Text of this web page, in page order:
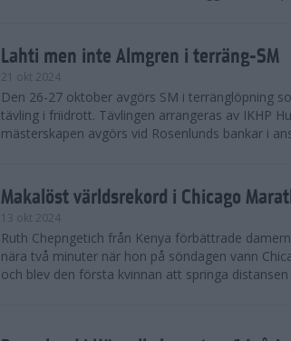
Lahti men inte Almgren i terräng-SM
21 okt 2024
Den 26-27 oktober avgörs SM i terränglöpning
tävling i friidrott. Tävlingen arrangeras av IKHP
mästerskapen avgörs vid Rosenlunds bankar i
Makalöst världsrekord i Chicago
13 okt 2024
Ruth Chepngetich från Kenya förbättrade
nära två minuter när hon på söndagen vann
och blev den första kvinnan att springa distansen